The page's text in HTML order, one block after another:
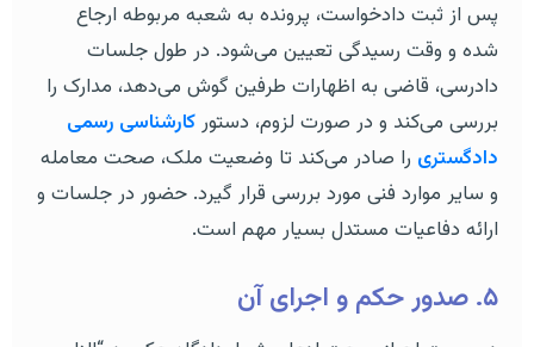
پس از ثبت دادخواست، پرونده به شعبه مربوطه ارجاع
شده و وقت رسیدگی تعیین می‌شود. در طول جلسات
دادرسی، قاضی به اظهارات طرفین گوش می‌دهد، مدارک را
بررسی می‌کند و در صورت لزوم، دستورکارشناسی رسمی
دادگستری را صادر می‌کند تا وضعیت ملک، صحت معامله
و سایر موارد فنی مورد بررسی قرار گیرد. حضور در جلسات و
ارائه دفاعیات مستدل بسیار مهم است.
۵. صدور حکم و اجرای آن